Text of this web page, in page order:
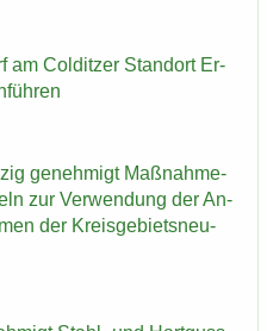
am Col­dit­zer Stand­ort Er­
ge­neh­migt Maß­nah­me­
zur Ver­wen­dung der An­
der Kreis­ge­biets­neu­